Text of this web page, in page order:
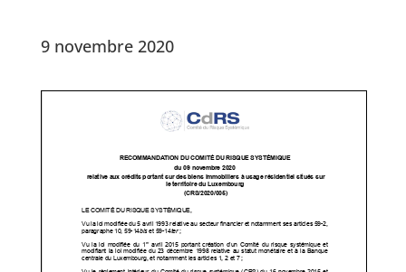
9 novembre 2020